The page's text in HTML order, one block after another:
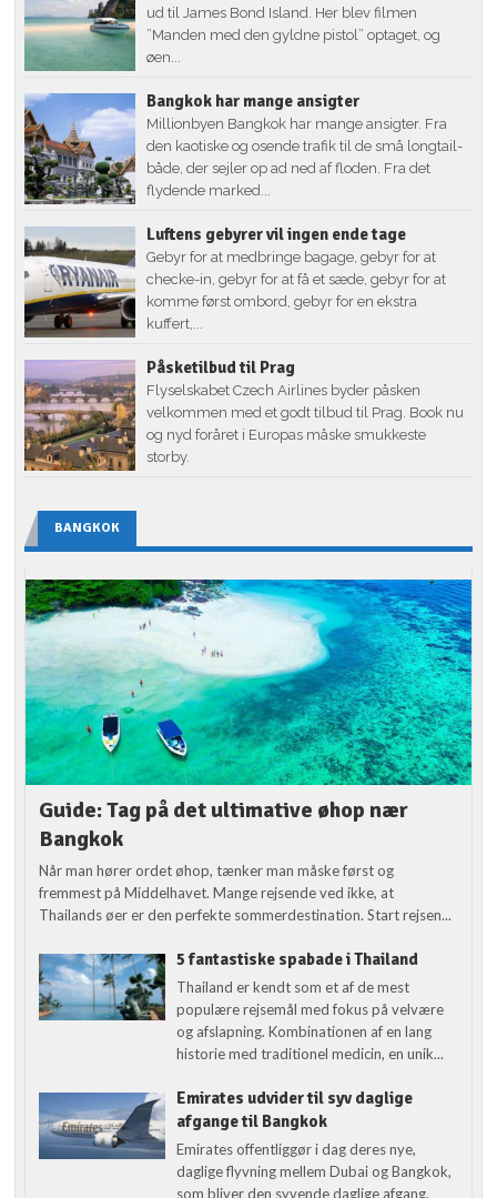
ud til James Bond Island. Her blev filmen
”Manden med den gyldne pistol” optaget, og
øen...
Bangkok har mange ansigter
Millionbyen Bangkok har mange ansigter. Fra
den kaotiske og osende trafik til de små longtail-
både, der sejler op ad ned af floden. Fra det
flydende marked...
Luftens gebyrer vil ingen ende tage
Gebyr for at medbringe bagage, gebyr for at
checke-in, gebyr for at få et sæde, gebyr for at
komme først ombord, gebyr for en ekstra
kuffert,...
Påsketilbud til Prag
Flyselskabet Czech Airlines byder påsken
velkommen med et godt tilbud til Prag. Book nu
og nyd foråret i Europas måske smukkeste
storby.
BANGKOK
Guide: Tag på det ultimative øhop nær
Bangkok
Når man hører ordet øhop, tænker man måske først og
fremmest på Middelhavet. Mange rejsende ved ikke, at
Thailands øer er den perfekte sommerdestination. Start rejsen...
5 fantastiske spabade i Thailand
Thailand er kendt som et af de mest
populære rejsemål med fokus på velvære
og afslapning. Kombinationen af en lang
historie med traditionel medicin, en unik...
Emirates udvider til syv daglige
afgange til Bangkok
Emirates offentliggør i dag deres nye,
daglige flyvning mellem Dubai og Bangkok,
som bliver den syvende daglige afgang.